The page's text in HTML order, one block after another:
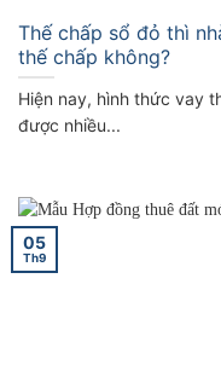
Thế chấp sổ đỏ thì
thế chấp không?
Hiện nay, hình thức vay
được nhiều...
05
Th9